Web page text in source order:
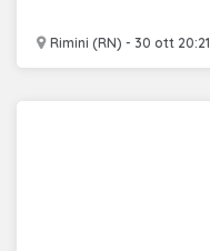
Rimini (RN) - 30 ott 20:21